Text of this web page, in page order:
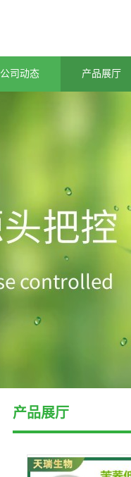
公司动态 产品展厅
产品展厅